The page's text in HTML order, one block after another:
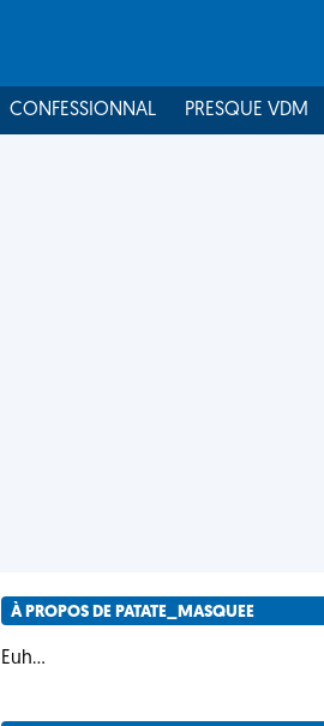
CONFESSIONNAL PRESQUE VDM
À PROPOS DE PATATE_MASQUEE
Euh...